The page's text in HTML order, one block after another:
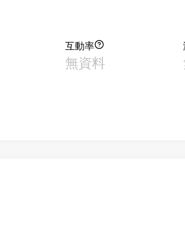
互動率
無資料